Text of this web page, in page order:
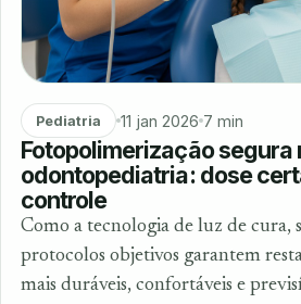
Pediatria 11 jan 2026 7 min
Fotopolimerização segura
odontopediatria: dose
controle
Como a tecnologia de luz de cura,
protocolos objetivos garantem
mais duráveis, confortáveis e